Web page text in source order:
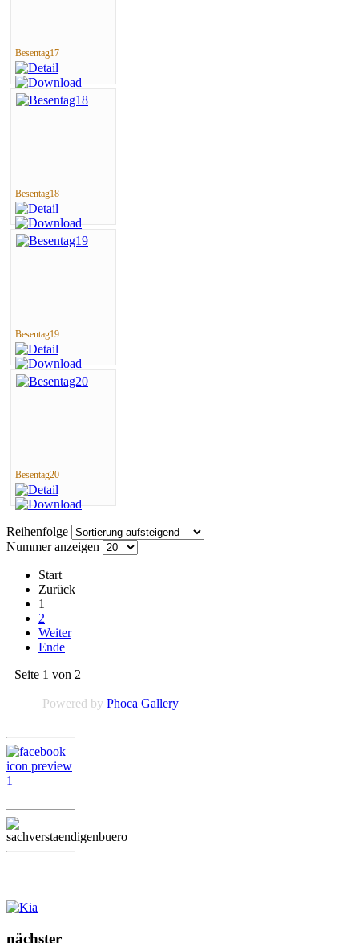
Besentag17
Besentag18
Besentag19
Besentag20
Reihenfolge
Nummer anzeigen
Start
Zurück
1
2
Weiter
Ende
Seite 1 von 2
Powered by Phoca Gallery
nächster